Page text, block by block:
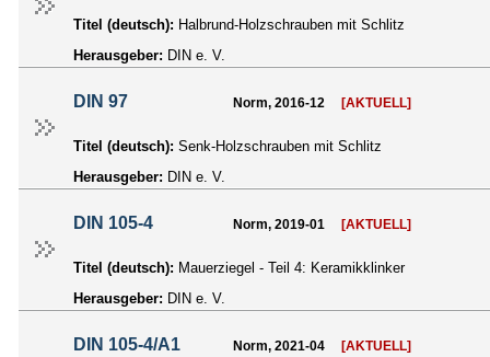
Titel (deutsch): Halbrund-Holzschrauben mit Schlitz
Herausgeber: DIN e. V.
DIN 97 Norm, 2016-12 [AKTUELL]
Titel (deutsch): Senk-Holzschrauben mit Schlitz
Herausgeber: DIN e. V.
DIN 105-4 Norm, 2019-01 [AKTUELL]
Titel (deutsch): Mauerziegel - Teil 4: Keramikklinker
Herausgeber: DIN e. V.
DIN 105-4/A1 Norm, 2021-04 [AKTUELL]